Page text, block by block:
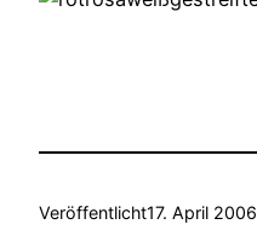
Veröffentlicht17. April 2006